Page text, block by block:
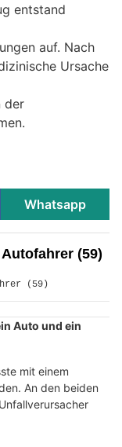
entstand
auf. Nach
Ursache
der
Whatsapp
(59)
Auto und ein
mit einem
An den beiden